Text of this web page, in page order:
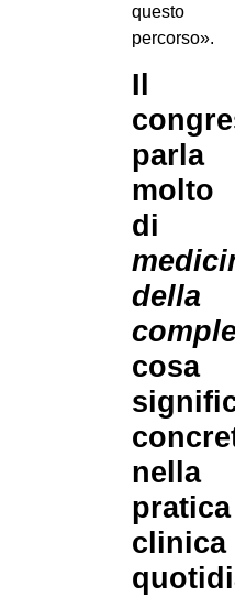
questo
percorso».
Il
parla
molto
di
della
cosa
nella
pratica
clinica